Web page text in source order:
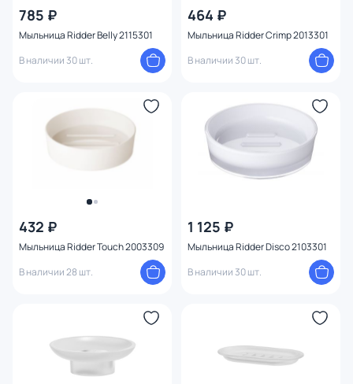
785 ₽
Мыльница Ridder Belly 2115301
В наличии 30 шт.
464 ₽
Мыльница Ridder Crimp 2013301
В наличии 30 шт.
432 ₽
Мыльница Ridder Touch 2003309
В наличии 28 шт.
1 125 ₽
Мыльница Ridder Disco 2103301
В наличии 30 шт.